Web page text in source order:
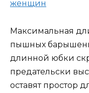
женщин
Максимальная
пышных
длинной юбки
предательски
оставят простор